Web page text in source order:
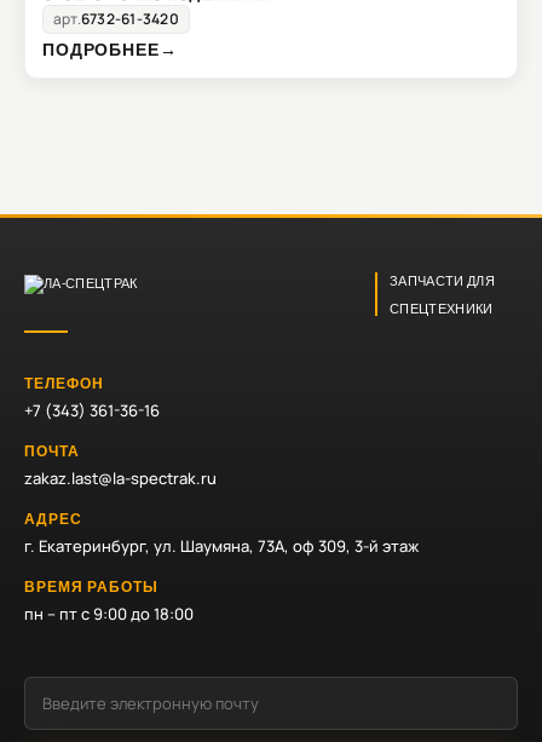
арт.6732-61-3420
ПОДРОБНЕЕ→
ЗАПЧАСТИ ДЛЯ
СПЕЦТЕХНИКИ
ТЕЛЕФОН
+7 (343) 361-36-16
ПОЧТА
zakaz.last@la-spectrak.ru
АДРЕС
г. Екатеринбург, ул. Шаумяна, 73А, оф 309, 3-й этаж
ВРЕМЯ РАБОТЫ
пн – пт с 9:00 до 18:00